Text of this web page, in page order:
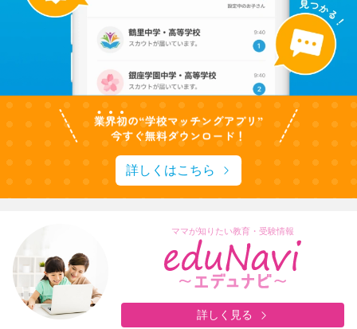
詳しくはこちら
ママが知りたい教育・受験情報
詳しく見る